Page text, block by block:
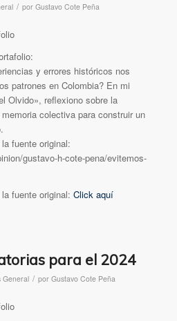
/ por Gustavo Cote Peña
y errores históricos nos
patrones en Colombia? En mi
Olvido», reflexiono sobre la
colectiva para construir un
fuente original:
gustavo-h-cote-pena/evitemos-
fuente original: Click aquí
para el 2024
General / por Gustavo Cote Peña